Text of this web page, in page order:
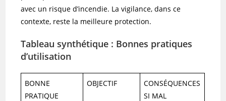
avec un risque d’incendie. La vigilance, dans ce
contexte, reste la meilleure protection.
Tableau synthétique : Bonnes pratiques
d’utilisation
BONNE
PRATIQUE
OBJECTIF
CONSÉQUENCES
SI MAL